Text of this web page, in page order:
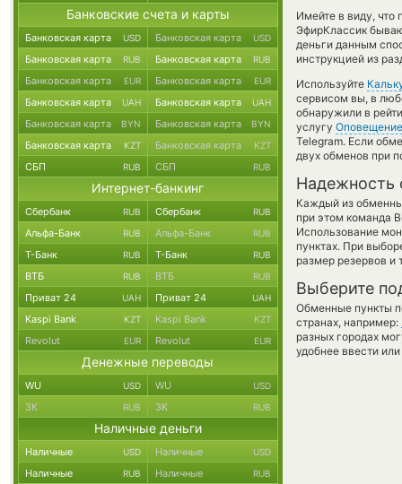
Имейте в виду, что
ЭфирКлассик
деньги данным
инструкцией из
Используйте
сервисом вы, в
обнаружили в
услугу Оповещение
Telegram. Если
двух обменов при
Надежность
Каждый из
при этом команда
Использование
пунктах. При
размер резервов и
Выберите
Обменные пункты
странах, например:
разных городах
удобнее ввести
Банковские счета и карты
Банковская карта USD Банковская карта USD
Банковская карта RUB Банковская карта RUB
Банковская карта EUR Банковская карта EUR
Банковская карта UAH Банковская карта UAH
Банковская карта BYN Банковская карта BYN
Банковская карта KZT Банковская карта KZT
СБП RUB СБП RUB
Интернет-банкинг
Сбербанк RUB Сбербанк RUB
Альфа-Банк RUB Альфа-Банк RUB
Т-Банк RUB Т-Банк RUB
ВТБ RUB ВТБ RUB
Приват 24 UAH Приват 24 UAH
Kaspi Bank KZT Kaspi Bank KZT
Revolut EUR Revolut EUR
Денежные переводы
WU USD WU USD
ЗК RUB ЗК RUB
Наличные деньги
Наличные USD Наличные USD
Наличные RUB Наличные RUB